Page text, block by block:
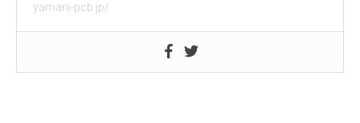
yamani-pcb.jp/